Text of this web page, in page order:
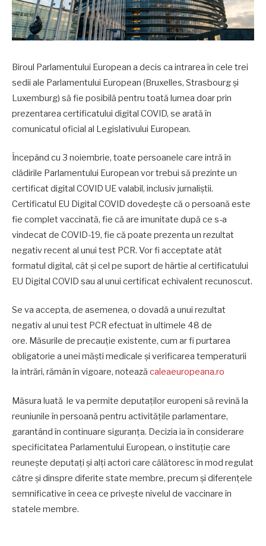
Biroul Parlamentului European a decis ca intrarea în cele trei
sedii ale Parlamentului European (Bruxelles, Strasbourg şi
Luxemburg) să fie posibilă pentru toată lumea doar prin
prezentarea certificatului digital COVID, se arată în
comunicatul oficial al Legislativului European.
Începând cu 3 noiembrie, toate persoanele care intră în
clădirile Parlamentului European vor trebui să prezinte un
certificat digital COVID UE valabil, inclusiv jurnaliştii.
Certificatul EU Digital COVID dovedeşte că o persoană este
fie complet vaccinată, fie că are imunitate după ce s-a
vindecat de COVID-19, fie că poate prezenta un rezultat
negativ recent al unui test PCR. Vor fi acceptate atât
formatul digital, cât şi cel pe suport de hârtie al certificatului
EU Digital COVID sau al unui certificat echivalent recunoscut.
Se va accepta, de asemenea, o dovadă a unui rezultat
negativ al unui test PCR efectuat în ultimele 48 de
ore. Măsurile de precauţie existente, cum ar fi purtarea
obligatorie a unei măşti medicale şi verificarea temperaturii
la intrări, rămân în vigoare, notează caleaeuropeana.ro
Măsura luată le va permite deputaţilor europeni să revină la
reuniunile în persoană pentru activităţile parlamentare,
garantând în continuare siguranţa. Decizia ia în considerare
specificitatea Parlamentului European, o instituţie care
reuneşte deputaţi şi alţi actori care călătoresc în mod regulat
către şi dinspre diferite state membre, precum şi diferenţele
semnificative în ceea ce priveşte nivelul de vaccinare în
statele membre.